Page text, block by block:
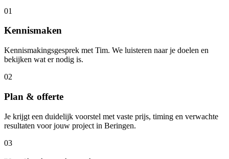
01
Kennismaken
Kennismakingsgesprek met Tim. We luisteren naar je doelen en
bekijken wat er nodig is.
02
Plan & offerte
Je krijgt een duidelijk voorstel met vaste prijs, timing en verwachte
resultaten voor jouw project in Beringen.
03